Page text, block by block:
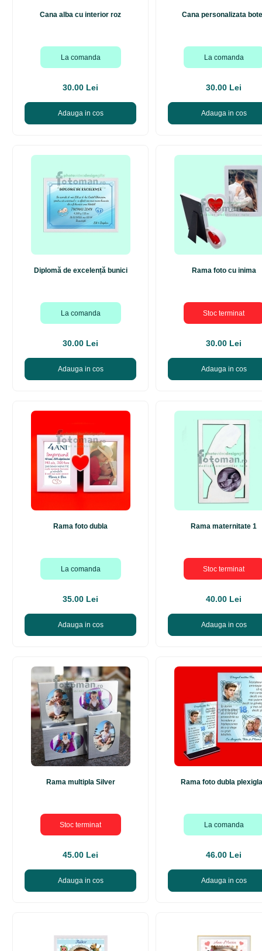
Cana alba cu interior roz
La comanda
30.00 Lei
Adauga in cos
Cana personalizata
La comanda
30.00 Lei
Adauga in cos
Diplomă de excelență bunici
La comanda
30.00 Lei
Adauga in cos
Rama foto cu inima
Stoc terminat
30.00 Lei
Adauga in cos
Rama foto dubla
La comanda
35.00 Lei
Adauga in cos
Rama maternitate 1
Stoc terminat
40.00 Lei
Adauga in cos
Rama multipla Silver
Stoc terminat
45.00 Lei
Adauga in cos
Rama foto dubla
La comanda
46.00 Lei
Adauga in cos